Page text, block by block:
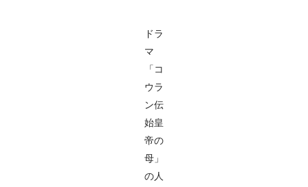
ドラ
マ
「コ
ウラ
ン伝
始皇
帝の
母」
の人